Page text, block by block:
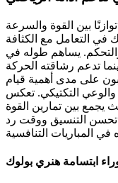
بين القوة والسرعة
في التعامل مع الكثافة
والتحكم. يساهم طوله في
تدعم رشاقته الحركة
على مدى أهمية قيام
والوعي التكتيكي. تعكس
يجمع بين تمارين القوة
تحسن التنسيق ووقت رد
ابتسامة هنري بولوك